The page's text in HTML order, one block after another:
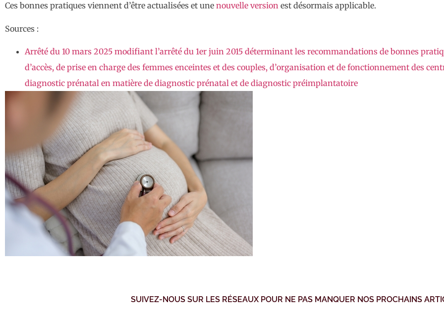
Ces bonnes pratiques viennent d’être actualisées et une nouvelle version est désormais applicable.
Sources :
Arrêté du 10 mars 2025 modifiant l’arrêté du 1er juin 2015 déterminant les recommandations de bonnes
d’accès, de prise en charge des femmes enceintes et des couples, d’organisation et de fonctionnement des
diagnostic prénatal en matière de diagnostic prénatal et de diagnostic préimplantatoire
SUIVEZ-NOUS SUR LES RÉSEAUX POUR NE PAS MANQUER NOS PROCHAINS